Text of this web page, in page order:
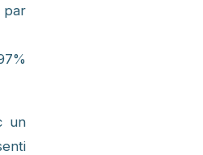
par
un